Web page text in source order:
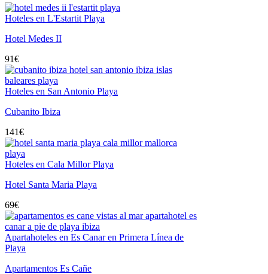
Hoteles en L'Estartit Playa
Hotel Medes II
91€
Hoteles en San Antonio Playa
Cubanito Ibiza
141€
Hoteles en Cala Millor Playa
Hotel Santa Maria Playa
69€
Apartahoteles en Es Canar en Primera Línea de
Playa
Apartamentos Es Cañe